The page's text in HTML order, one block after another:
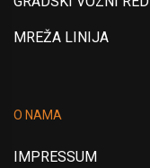
MREŽA LINIJA
O NAMA
IMPRESSUM